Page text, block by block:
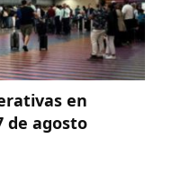
en
de agosto